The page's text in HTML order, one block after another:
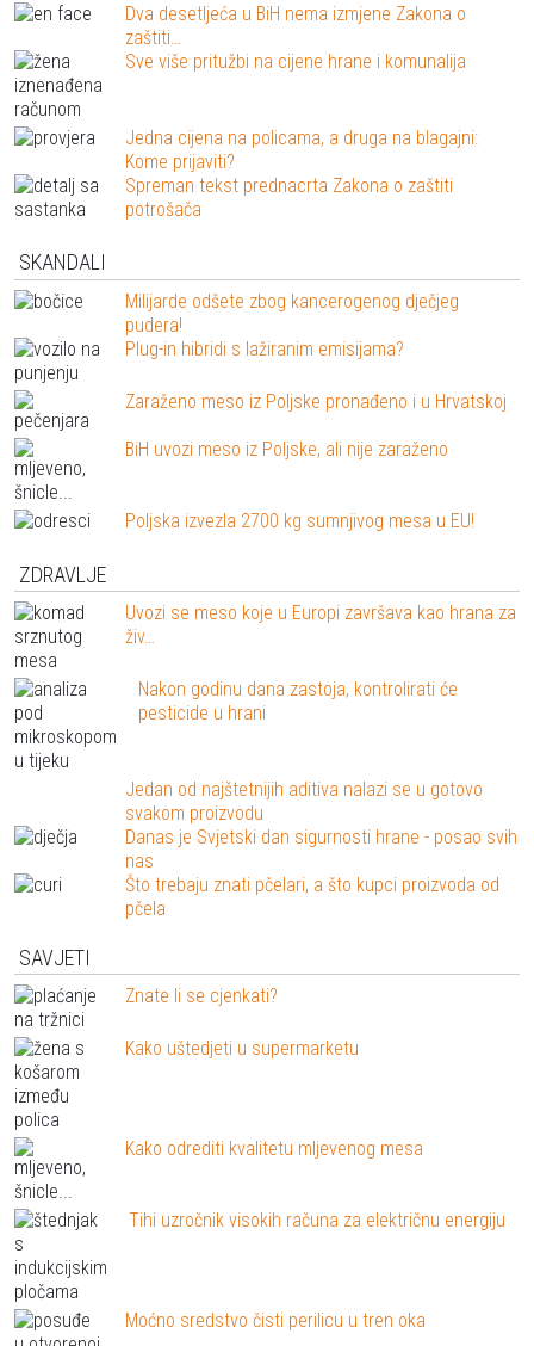
Dva desetljeća u BiH nema izmjene Zakona o
zaštiti…
Sve više pritužbi na cijene hrane i komunalija
Jedna cijena na policama, a druga na blagajni:
Kome prijaviti?
Spreman tekst prednacrta Zakona o zaštiti
potrošača
SKANDALI
Milijarde odšete zbog kancerogenog dječjeg
pudera!
Plug-in hibridi s lažiranim emisijama?
Zaraženo meso iz Poljske pronađeno i u Hrvatskoj
BiH uvozi meso iz Poljske, ali nije zaraženo
Poljska izvezla 2700 kg sumnjivog mesa u EU!
ZDRAVLJE
Uvozi se meso koje u Europi završava kao hrana za
živ…
Nakon godinu dana zastoja, kontrolirati će
pesticide u hrani
Jedan od najštetnijih aditiva nalazi se u gotovo
svakom proizvodu
Danas je Svjetski dan sigurnosti hrane - posao svih
nas
Što trebaju znati pčelari, a što kupci proizvoda od
pčela
SAVJETI
Znate li se cjenkati?
Kako uštedjeti u supermarketu
Kako odrediti kvalitetu mljevenog mesa
Tihi uzročnik visokih računa za električnu energiju
Moćno sredstvo čisti perilicu u tren oka